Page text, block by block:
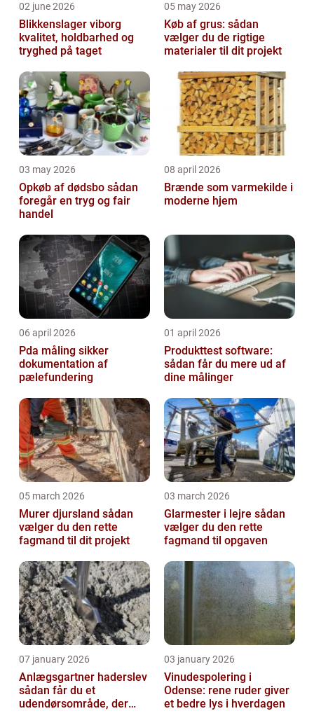
02 june 2026
Blikkenslager viborg
kvalitet, holdbarhed og
tryghed på taget
05 may 2026
Køb af grus: sådan
vælger du de rigtige
materialer til dit projekt
03 may 2026
Opkøb af dødsbo sådan
foregår en tryg og fair
handel
08 april 2026
Brænde som varmekilde i
moderne hjem
06 april 2026
Pda måling sikker
dokumentation af
pælefundering
01 april 2026
Produkttest software:
sådan får du mere ud af
dine målinger
05 march 2026
Murer djursland sådan
vælger du den rette
fagmand til dit projekt
03 march 2026
Glarmester i lejre sådan
vælger du den rette
fagmand til opgaven
07 january 2026
Anlægsgartner haderslev
sådan får du et
udendørsområde, der
03 january 2026
Vinudespolering i
Odense: rene ruder giver
et bedre lys i hverdagen